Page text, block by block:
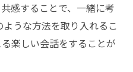
感することで、一緒に考
うな方法を取り入れるこ
楽しい会話をすることが